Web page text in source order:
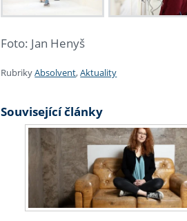
Foto: Jan Henyš
RubrikyAbsolvent,Aktuality
Související články